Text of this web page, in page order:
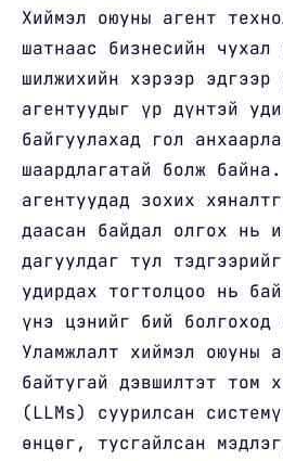
Хиймэл оюуны агент
шатнаас бизнесийн чухал
шилжихийн хэрээр эдгээр
агентуудыг үр дүнтэй
байгуулахад гол
шаардлагатай болж
агентуудад зохих
даасан байдал олгох нь
дагуулдаг тул
удирдах тогтолцоо нь
үнэ цэнийг бий
Уламжлалт хиймэл оюуны
байтугай дэвшилтэт том
(LLMs) суурилсан
өнцөг, тусгайлсан